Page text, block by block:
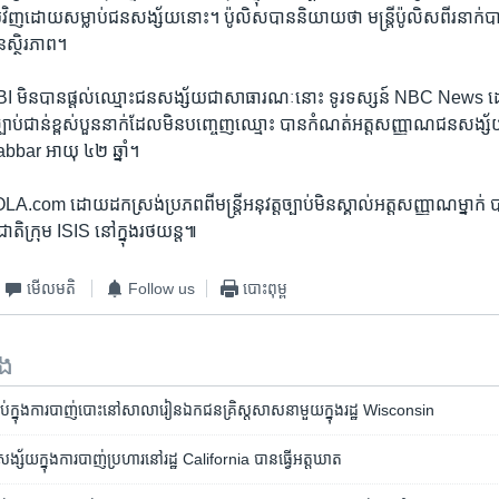
ដោយ​សម្លាប់​ជនសង្ស័យ​នោះ។ ប៉ូលិស​បាន​និយាយ​ថា មន្ត្រី​ប៉ូលិស​ពីរ​នាក់​បាន​
ស្ថិរភាព។
មិន​បាន​ផ្តល់ឈ្មោះ​ជនសង្ស័យ​ជាសាធារណៈ​នោះ ទូរទស្សន៍ NBC News
ច្បាប់ជាន់ខ្ពស់​បួននាក់​ដែល​មិនបញ្ចេញ​ឈ្មោះ បាន​កំណត់​អត្តសញ្ញាណ​ជនសង្ស័
អាយុ ៤២ ឆ្នាំ។
ដោយ​ដកស្រង់​ប្រភពពីមន្ត្រី​អនុវត្ត​ច្បាប់​មិន​ស្គាល់អត្តសញ្ញាណ​ម្នាក់
ក្រុម ISIS នៅ​ក្នុង​រថយន្ត៕
មើល​មតិ Follow us បោះពុម្ព
ក្នុង​ការ​បាញ់​បោះ​នៅ​សាលារៀន​ឯកជន​គ្រិស្ត​សាសនា​មួយ​ក្នុងរដ្ឋ Wisconsin
ស័យ​ក្នុង​ការបាញ់​ប្រហារ​នៅ​រដ្ឋ California បាន​ធ្វើ​អត្តឃាត